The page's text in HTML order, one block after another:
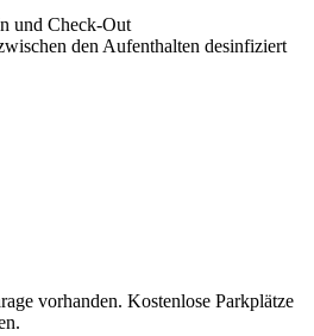
und Check-Out
den Aufenthalten desinfiziert
vorhanden. Kostenlose Parkplätze